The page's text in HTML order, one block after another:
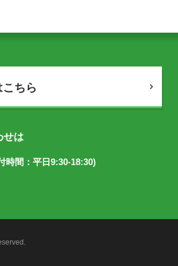
ちら
せは
時間：平日9:30-18:30)